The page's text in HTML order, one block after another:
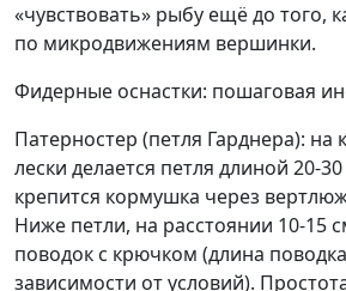
«чувствовать» рыбу ещё до того,
по микродвижениям вершинки.
Фидерные оснастки: пошаговая
Патерностер (петля Гарднера): на
лески делается петля длиной 20-
крепится кормушка через
Ниже петли, на расстоянии 10-15
поводок с крючком (длина
зависимости от условий).